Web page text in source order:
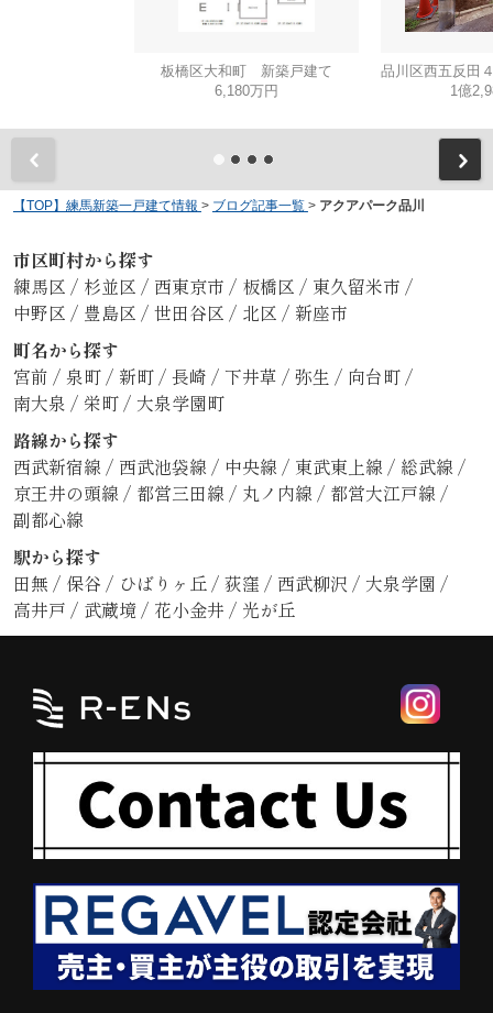
板橋区大和町 新築戸建て
6,180万円
1億
【TOP】練馬新築一戸建て情報 > ブログ記事一覧 > アクアパーク品川
市区町村から探す
練馬区 / 杉並区 / 西東京市 / 板橋区 / 東久留米市 /
中野区 / 豊島区 / 世田谷区 / 北区 / 新座市
町名から探す
宮前 / 泉町 / 新町 / 長崎 / 下井草 / 弥生 / 向台町 /
南大泉 / 栄町 / 大泉学園町
路線から探す
西武新宿線 / 西武池袋線 / 中央線 / 東武東上線 / 総武線 /
京王井の頭線 / 都営三田線 / 丸ノ内線 / 都営大江戸線 /
副都心線
駅から探す
田無 / 保谷 / ひばりヶ丘 / 荻窪 / 西武柳沢 / 大泉学園 /
高井戸 / 武蔵境 / 花小金井 / 光が丘